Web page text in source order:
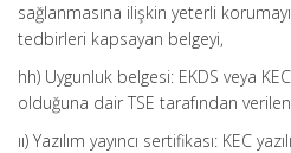
sağlanmasına ilişkin yeterli
tedbirleri kapsayan belgeyi,
hh) Uygunluk belgesi: EKDS veya
olduğuna dair TSE tarafından
ıı) Yazılım yayıncı sertifikası: KEC